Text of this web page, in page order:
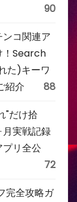
90
コ関連ア
！Search
た)キーワ
紹介
88
"だけ拾
月実戦記録
プリ全公
72
完全攻略ガ